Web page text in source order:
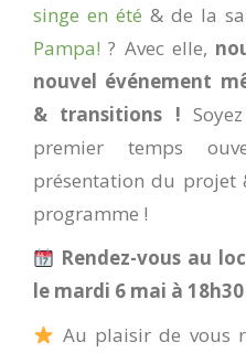
singe en été & de la
Pampa!? Avec elle,
nouvel événement
& transitions !
premier temps
présentation du projet
programme !
Rendez-vous au
le mardi 6 mai à 18h30
Au plaisir de vous